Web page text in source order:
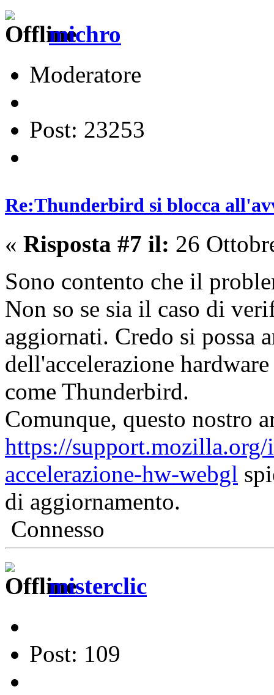
michro
Moderatore
Post: 23253
Re:Thunderbird si blocca
« Risposta #7 il: 26
Sono contento che il
Non so se sia il caso di
aggiornati. Credo si possa
dell'accelerazione
come Thunderbird.
Comunque, questo nostro
https://
accelerazione-hw-webgl
di aggiornamento.
Connesso
misterclic
Post: 109